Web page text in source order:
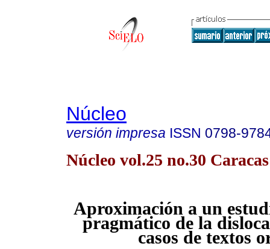
Núcleo
versión impresa ISSN 0798-
Núcleo vol.25 no.30
Aproximación a un
pragmático de la
casos de textos